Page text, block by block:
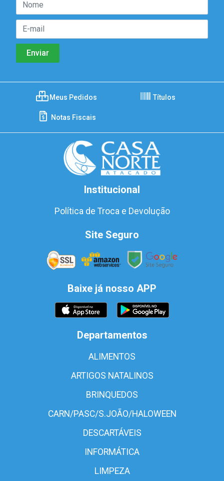
Meus Pedidos Títulos
Notas Fiscais
Institucional
Política de Troca e Devolução
Site Seguro
Baixe já nosso APP
Departamentos
ALIMENTOS
ARTIGOS NATALINOS
BRINQUEDOS
CARN/PASC/S.JOÃO/HALOWEEN
DESCARTÁVEIS
INFORMÁTICA
LIMPEZA